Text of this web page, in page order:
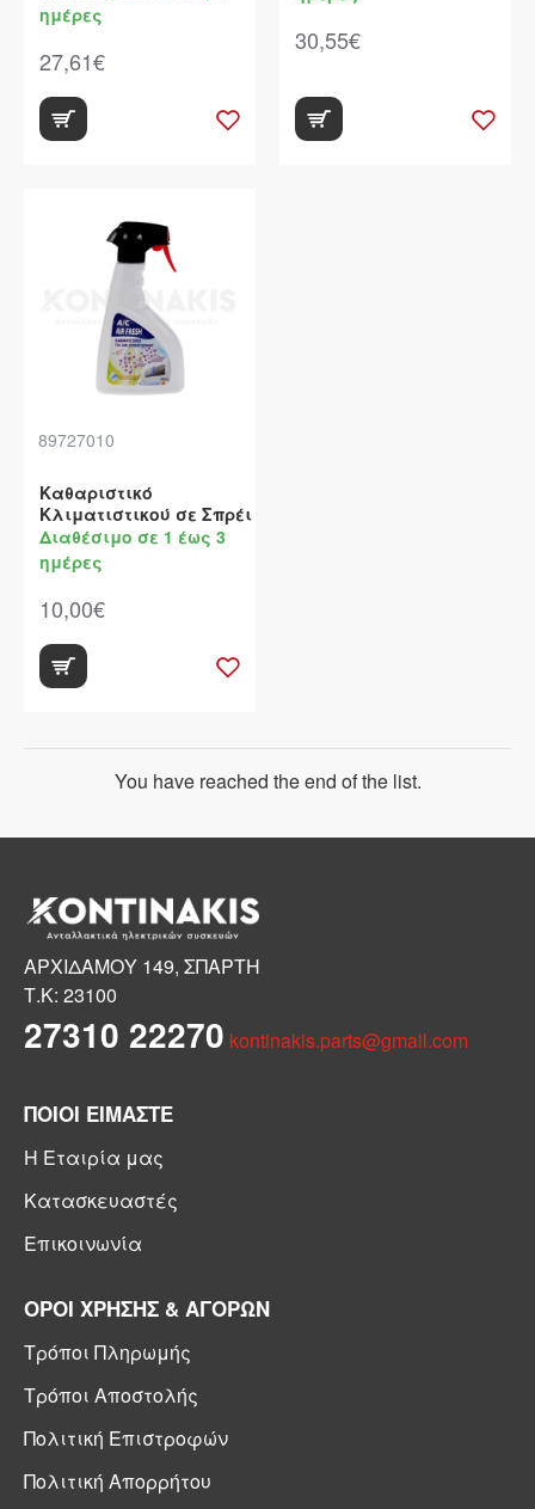
ημέρες
27,61€
30,55€
89727010
Καθαριστικό
Κλιματιστικού σε Σπρέι
Διαθέσιμο σε 1 έως 3
ημέρες
10,00€
You have reached the end of the list.
ΑΡΧΙΔΑΜΟΥ 149, ΣΠΑΡΤΗ
Τ.Κ: 23100
27310 22270 kontinakis.parts@gmail.com
ΠΟΙΟΙ ΕΙΜΑΣΤΕ
Η Εταιρία μας
Κατασκευαστές
Επικοινωνία
ΟΡΟΙ ΧΡΗΣΗΣ & ΑΓΟΡΩΝ
Τρόποι Πληρωμής
Τρόποι Αποστολής
Πολιτική Επιστροφών
Πολιτική Απορρήτου